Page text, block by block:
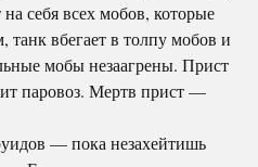
себя всех мобов, которые
вбегает в толпу мобов и
мобы незаагрены. Прист
паровоз. Мертв прист —
— пока незахейтишь